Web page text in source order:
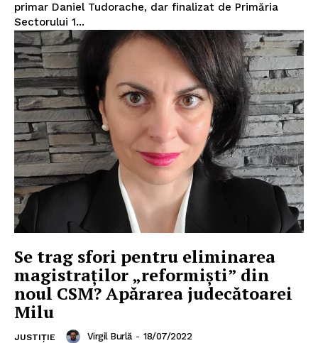
primar Daniel Tudorache, dar finalizat de Primăria
Sectorului 1...
Se trag sfori pentru eliminarea
magistraților „reformiști” din
noul CSM? Apărarea judecătoarei
Milu
JUSTIȚIE Virgil Burlă - 18/07/2022